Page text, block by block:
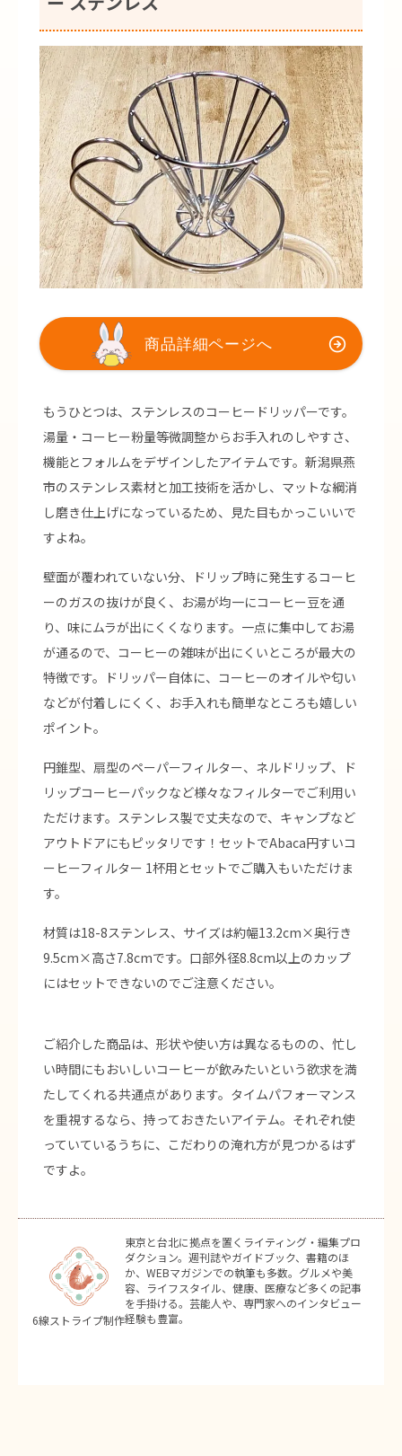
もうひとつは、ステンレスのコーヒードリッパーです。
湯量・コーヒー粉量等微調整からお手入れのしやすさ、
機能とフォルムをデザインしたアイテムです。新潟県燕
市のステンレス素材と加工技術を活かし、マットな綱消
し磨き仕上げになっているため、見た目もかっこいいで
すよね。
壁面が覆われていない分、ドリップ時に発生するコーヒ
ーのガスの抜けが良く、お湯が均一にコーヒー豆を通
り、味にムラが出にくくなります。一点に集中してお湯
が通るので、コーヒーの雑味が出にくいところが最大の
特徴です。ドリッパー自体に、コーヒーのオイルや匂い
などが付着しにくく、お手入れも簡単なところも嬉しい
ポイント。
円錐型、扇型のペーパーフィルター、ネルドリップ、ド
リップコーヒーパックなど様々なフィルターでご利用い
ただけます。ステンレス製で丈夫なので、キャンプなど
アウトドアにもピッタリです！セットでAbaca円すいコ
ーヒーフィルター 1杯用とセットでご購入もいただけま
す。
材質は18-8ステンレス、サイズは約幅13.2cm×奥行き
9.5cm×高さ7.8cmです。口部外径8.8cm以上のカップ
にはセットできないのでご注意ください。
ご紹介した商品は、形状や使い方は異なるものの、忙し
い時間にもおいしいコーヒーが飲みたいという欲求を満
たしてくれる共通点があります。タイムパフォーマンス
を重視するなら、持っておきたいアイテム。それぞれ使
っていているうちに、こだわりの淹れ方が見つかるはず
ですよ。
6線ストライプ制作
東京と台北に拠点を置くライティング・編集プロ
ダクション。週刊誌やガイドブック、書籍のほ
か、WEBマガジンでの執筆も多数。グルメや美
容、ライフスタイル、健康、医療など多くの記事
を手掛ける。芸能人や、専門家へのインタビュー
経験も豊富。